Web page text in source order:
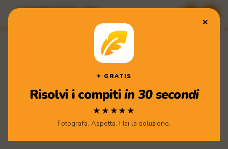
Compiti di Casa · App
✕
✦ GRATIS
Risolvi i compitiin 30 secondi
★★★★★
Fotografa. Aspetta. Hai la soluzione.